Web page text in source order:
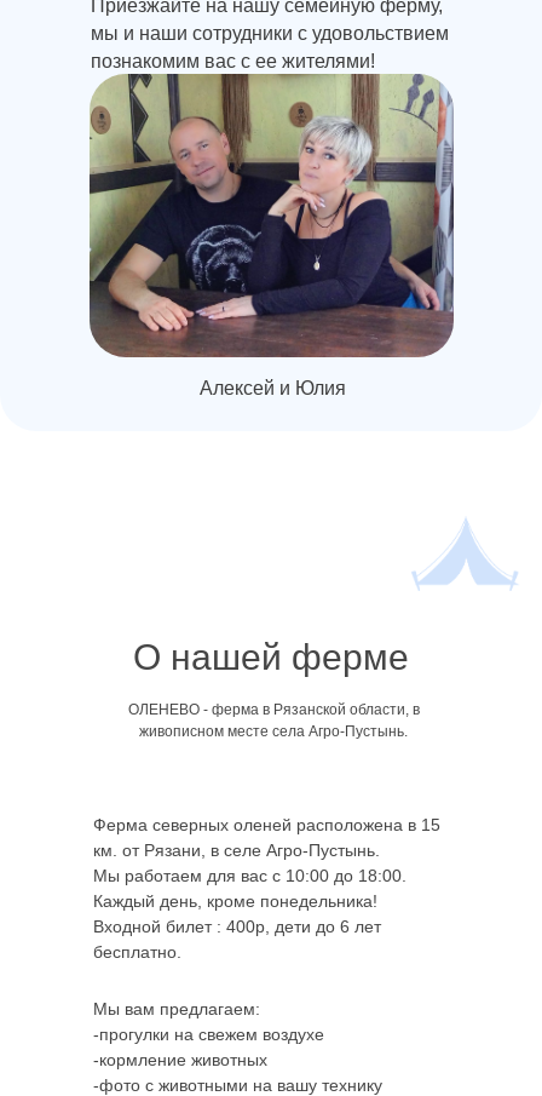
Приезжайте на нашу семейную ферму,
мы и наши сотрудники с удовольствием
познакомим вас с ее жителями!
Алексей и Юлия
О нашей ферме
ОЛЕНЕВО - ферма в Рязанской области, в
живописном месте села Агро-Пустынь.
Ферма северных оленей расположена в 15
км. от Рязани, в селе Агро-Пустынь.
Мы работаем для вас с 10:00 до 18:00
Каждый день, кроме понедельника!
Входной билет : 400р, дети до 6 лет
бесплатно.
Мы вам предлагаем:
-прогулки на свежем воздухе
-кормление животных
-фото с животными на вашу технику